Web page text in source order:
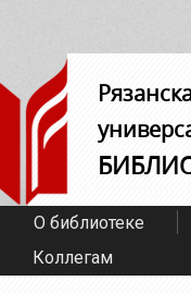
О библиотеке
Коллегам